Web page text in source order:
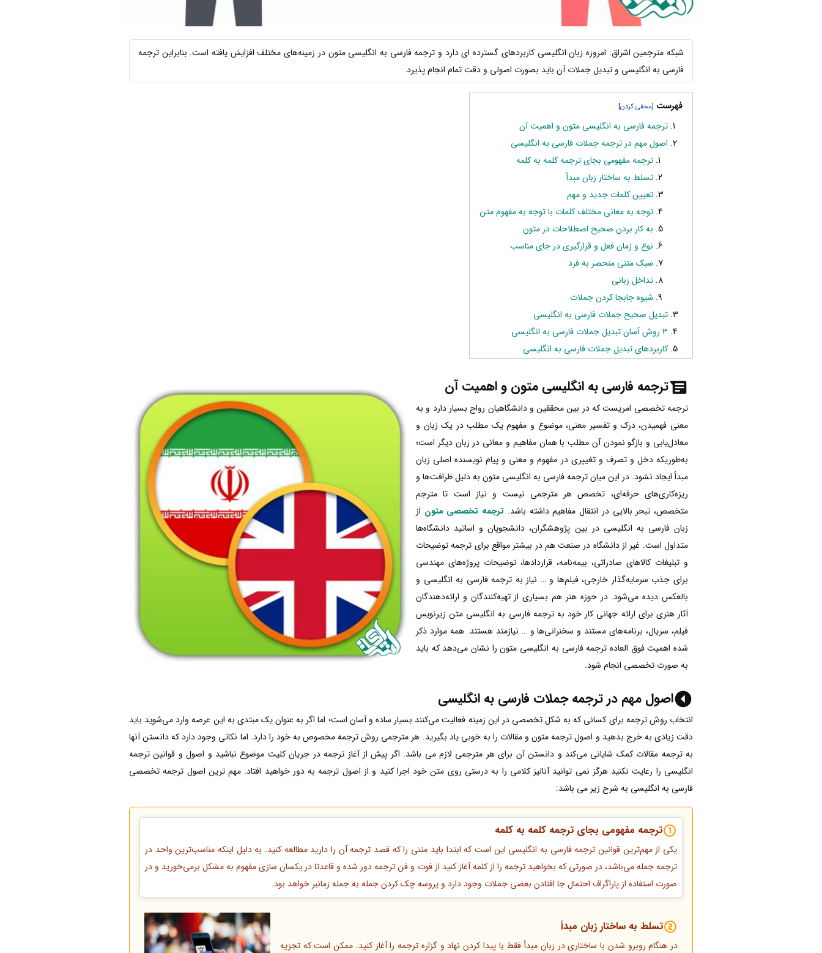
شبکه مترجمین اشراق: امروزه زبان انگلیسی کاربردهای گسترده ای دارد و ترجمه فارسی به انگلیسی متون در زمینه‌های مختلف افزایش یافته است. بنابراین ترجمه
فارسی به انگلیسی و تبدیل جملات آن باید بصورت اصولی و دقت تمام انجام پذیرد.
فهرست [
]
ترجمه فارسی به انگلیسی متون و اهمیت آن
اصول مهم در ترجمه جملات فارسی به انگلیسی
ترجمه مفهومی بجای ترجمه کلمه به کلمه
تسلط به ساختار زبان مبدأ
تعیین کلمات جدید و مهم
توجه به معانی مختلف کلمات با توجه به مفهوم متن
به کار بردن صحیح اصطلاحات در متون
نوع و زمان فعل و قرارگیری در جای مناسب
سبک متنی منحصر به فرد
تداخل زبانی
شیوه جابجا کردن جملات
تبدیل صحیح جملات فارسی به انگلیسی
3 روش آسان تبدیل جملات فارسی به انگلیسی
کاربردهای تبدیل جملات فارسی به انگلیسی
ترجمه فارسی به انگلیسی متون و اهمیت آن
ترجمه تخصصی امریست که در بین محققین و دانشگاهیان رواج بسیار دارد و به
معنی فهمیدن، درک و تفسیر معنی، موضوع‌ و مفهوم یک مطلب در یک زبان و
معادل‌یابی و بازگو نمودن آن مطلب با همان مفاهیم و معانی در زبان دیگر است؛
به‌طوریکه دخل و تصرف و تغییری در مفهوم و معنی و پیام نویسنده اصلی زبان
مبدأ ایجاد نشود. در این میان ترجمه فارسی به انگلیسی متون به دلیل ظرافت‌ها و
ریزه‌کاری‌های حرفه‌ای، تخصص هر مترجمی نیست و نیاز است تا مترجم
متخصص، تبحر بالایی در انتقال مفاهیم داشته باشد. ترجمه تخصصی متون از
زبان فارسی به انگلیسی در بین پژوهشگران، دانشجویان و اساتید دانشگاه‌ها
متداول است. غیر از دانشگاه در صنعت هم در بیشتر مواقع برای ترجمه توضیحات
و تبلیغات کالاهای صادراتی، بیمه‌نامه، قراردادها، توضیحات پروژه‌های مهندسی
برای جذب سرمایه‌گذار خارجی، فیلم‌ها و … نیاز به ترجمه فارسی به انگلیسی و
بالعکس دیده می‌شود. در حوزه هنر هم بسیاری از تهیه‌کنندگان و ارائه‌دهندگان
آثار هنری برای ارائه جهانی کار خود به ترجمه فارسی به انگلیسی متن زیرنویس
فیلم، سریال، برنامه‌های مستند و سخنرانی‌ها و … نیازمند هستند. همه موارد ذکر
شده اهمیت فوق العاده ترجمه فارسی به انگلیسی متون را نشان می‌دهد که باید
به صورت تخصصی انجام شود.
اصول مهم در ترجمه جملات فارسی به انگلیسی
انتخاب روش ترجمه برای کسانی که به شکل تخصصی در این زمینه فعالیت می‌کنند بسیار ساده و آسان است؛ اما اگر به عنوان یک مبتدی به این عرصه وارد می‌شوید باید
دقت زیادی به خرج بدهید و اصول ترجمه متون و مقالات را به خوبی یاد بگیرید. هر مترجمی روش ترجمه مخصوص به خود را دارد. اما نکاتی وجود دارد که دانستن آنها
به ترجمه مقالات کمک شایانی می‌کند و دانستن آن برای هر مترجمی لازم می باشد. اگر پیش از آغاز ترجمه در جریان کلیت موضوع نباشید و اصول و قوانین ترجمه
انگلیسی را رعایت نکنید هرگز نمی توانید آنالیز کلامی را به درستی روی متن خود اجرا کنید و از اصول ترجمه به دور خواهید افتاد. مهم ترین اصول ترجمه تخصصی
فارسی به انگلیسی به شرح زیر می باشد:
ترجمه مفهومی بجای ترجمه کلمه به کلمه
یکی از مهم‌ترین قوانین ترجمه فارسی به انگلیسی این است که ابتدا باید متنی را که قصد ترجمه آن را دارید مطالعه کنید. به دلیل اینکه مناسب‌ترین واحد در
ترجمه جمله می‌باشد، در صورتی که بخواهید ترجمه را از کلمه آغاز کنید از فوت و فن ترجمه دور شده و قاعدتا در یکسان سازی مفهوم به مشکل برمی‌خورید و در
صورت استفاده از پاراگراف احتمال جا افتادن بعضی جملات وجود دارد و پروسه چک کردن جمله به جمله زمانبر خواهد بود.
تسلط به ساختار زبان مبدأ
در هنگام روبرو شدن با ساختاری در زبان مبدأ فقط با پیدا کردن نهاد و گزاره ترجمه را آغاز کنید. ممکن است که تجزیه